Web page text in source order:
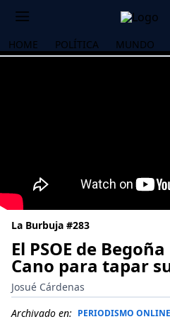
HOME POLÍTICA MUNDO
La Burbuja #283
El PSOE de
Cano para tapar
Josué Cárdenas
Archivado en: PERIODISMO ONLINE